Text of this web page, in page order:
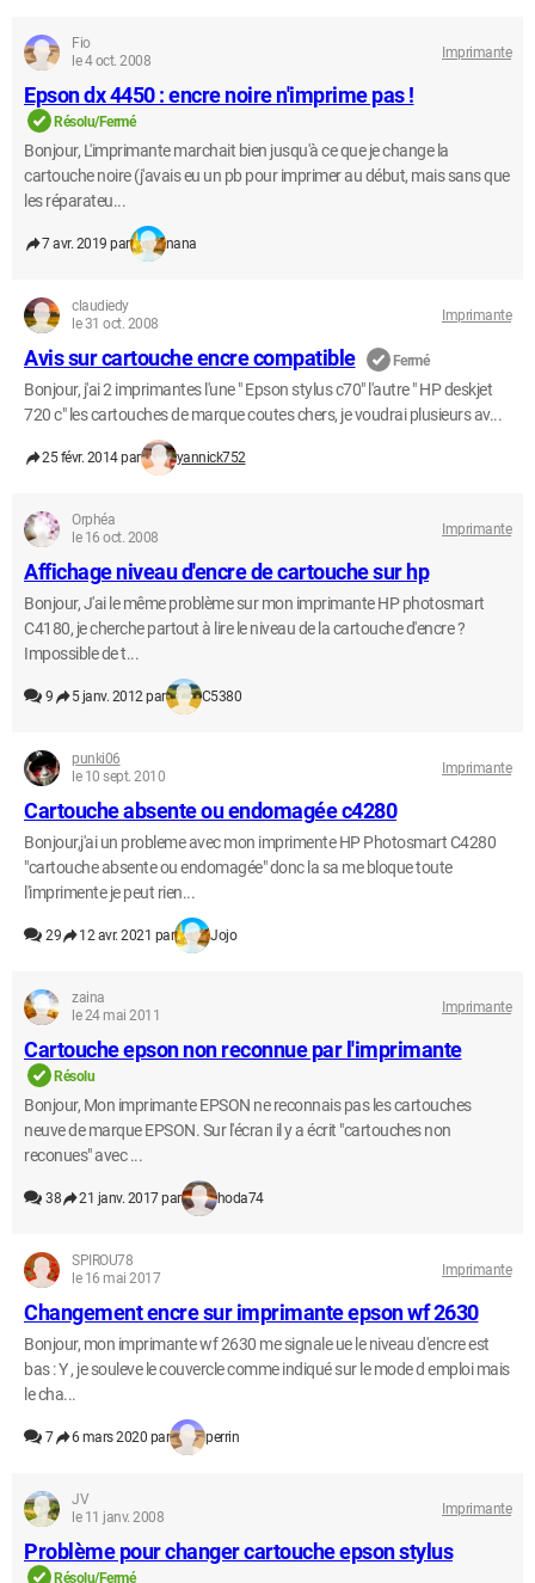
Fio
le 4 oct. 2008
Imprimante
Epson dx 4450 : encre noire n'imprime pas !
Résolu/Fermé
Bonjour, L'imprimante marchait bien jusqu'à ce que je change la
cartouche noire (j'avais eu un pb pour imprimer au début, mais sans que
les réparateu...
7 avr. 2019 par nana
claudiedy
le 31 oct. 2008
Imprimante
Avis sur cartouche encre compatible Fermé
Bonjour, j'ai 2 imprimantes l'une " Epson stylus c70" l'autre " HP deskjet
720 c" les cartouches de marque coutes chers, je voudrai plusieurs av...
25 févr. 2014 par yannick752
Orphéa
le 16 oct. 2008
Imprimante
Affichage niveau d'encre de cartouche sur hp
Bonjour, J'ai le même problème sur mon imprimante HP photosmart
C4180, je cherche partout à lire le niveau de la cartouche d'encre ?
Impossible de t...
9 5 janv. 2012 par C5380
punki06
le 10 sept. 2010
Imprimante
Cartouche absente ou endomagée c4280
Bonjour,j'ai un probleme avec mon imprimente HP Photosmart C4280
"cartouche absente ou endomagée" donc la sa me bloque toute
l'imprimente je peut rien...
29 12 avr. 2021 par Jojo
zaina
le 24 mai 2011
Imprimante
Cartouche epson non reconnue par l'imprimante
Résolu
Bonjour, Mon imprimante EPSON ne reconnais pas les cartouches
neuve de marque EPSON. Sur l'écran il y a écrit "cartouches non
reconues" avec ...
38 21 janv. 2017 par hoda74
SPIROU78
le 16 mai 2017
Imprimante
Changement encre sur imprimante epson wf 2630
Bonjour, mon imprimante wf 2630 me signale ue le niveau d'encre est
bas : Y , je souleve le couvercle comme indiqué sur le mode d emploi mais
le cha...
7 6 mars 2020 par perrin
JV
le 11 janv. 2008
Imprimante
Problème pour changer cartouche epson stylus
Résolu/Fermé